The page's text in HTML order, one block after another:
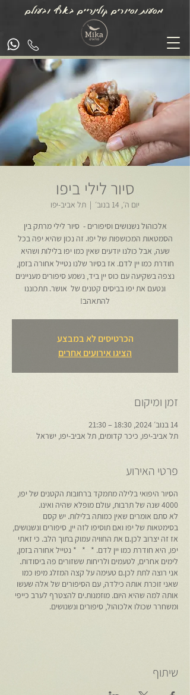
מסעות וסיורים קולינריים בארץ ובעולם
סיור לילי ביפו
יום ה׳, 14 בנוב׳
  |
תל אביב-יפו
אלכוהול נשנושים וסיפורים - סיור לילי מרתק בין
הסמטאות המכושפות של יפו. זה נכון שהיא יפה בכל
שעה, אבל כולנו יודעים שאין כמו יפו בלילות ושהיא
חודרת כמו יין לדם. אז בסיור שלנו נטייל אחורה בזמן,
נצפה בשקיעה עם כוס יין ביד, נשמע סיפורים מעניינים
ונטעם את יפו בביסים קטנים של אושר. תתכוננו
להתאהב!
הכרטיסים לא במבצע
הציגו אירועים אחרים
זמן ומיקום
14 בנוב׳ 2024, 18:30 – 21:30
תל אביב-יפו, כיכר קדומים, תל אביב-יפו, ישראל
פרטי האירוע
הסיור היפואי בלילה מתמקד ברחובות הקטנים של יפו,
4000 שנה של תרבות, עולם מופלא שהיה ואינו.
לא סתם אומרים שאין כמותה בלילות. יש קסם
בסימטאות של יפו ואם תוסיפו לזה יין, סיפורים ונשנושים,
אז זה יצרוב לכן.ם את החוויה עמוק בתוך הלב. כי זאתי
יפו, היא חודרת כמו יין לדם. * * * נטייל אחורה בזמן,
לימים אחרים, לטעמים ולריחות ששזורים פה ביסודות.
אני רוצה לתת לכן.ם טעימה על קצה המזלג מיפו כמו
שאני זוכרת אותה כילדה, עם הסיפורים של אלה שעשו
אותה למה שהיא היום. מוזמנות.ים להצטרף לערב כייפי
ומשחרר שכולו אלכוהול, סיפורים ונשנושים.
שיתוף